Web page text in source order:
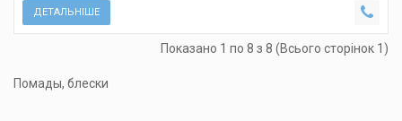
ДЕТАЛЬНІШЕ
Показано 1 по 8 з 8 (Всього сторінок 1)
Помады, блески